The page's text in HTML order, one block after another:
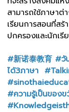
สามารถใช้ภาษาต่
เรียนการสอนที่ส
ปกครองและนักเ
#新诺泰教育 #
ได้3ภาษา
#ความรู้เป็นของ